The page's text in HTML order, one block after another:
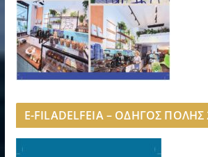
E-FILADELFEIA – ΟΔΗΓΟΣ ΠΟΛΗΣ